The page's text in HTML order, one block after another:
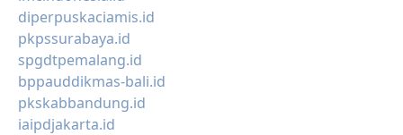
diperpuskaciamis.id
pkpssurabaya.id
spgdtpemalang.id
bppauddikmas-bali.id
pkskabbandung.id
iaipdjakarta.id